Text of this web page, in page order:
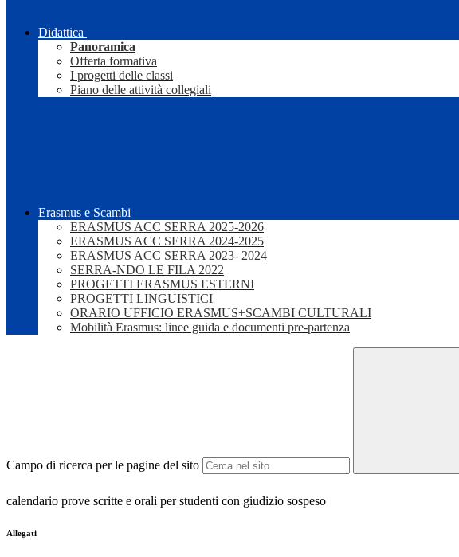
Didattica
Panoramica
Offerta formativa
I progetti delle classi
Piano delle attività collegiali
Erasmus e Scambi
ERASMUS ACC SERRA 2025-2026
ERASMUS ACC SERRA 2024-2025
ERASMUS ACC SERRA 2023- 2024
SERRA-NDO LE FILA 2022
PROGETTI ERASMUS ESTERNI
PROGETTI LINGUISTICI
ORARIO UFFICIO ERASMUS+SCAMBI CULTURALI
Mobilità Erasmus: linee guida e documenti pre-partenza
Campo di ricerca per le pagine del sito
calendario prove scritte e orali per studenti con giudizio sospeso
Allegati